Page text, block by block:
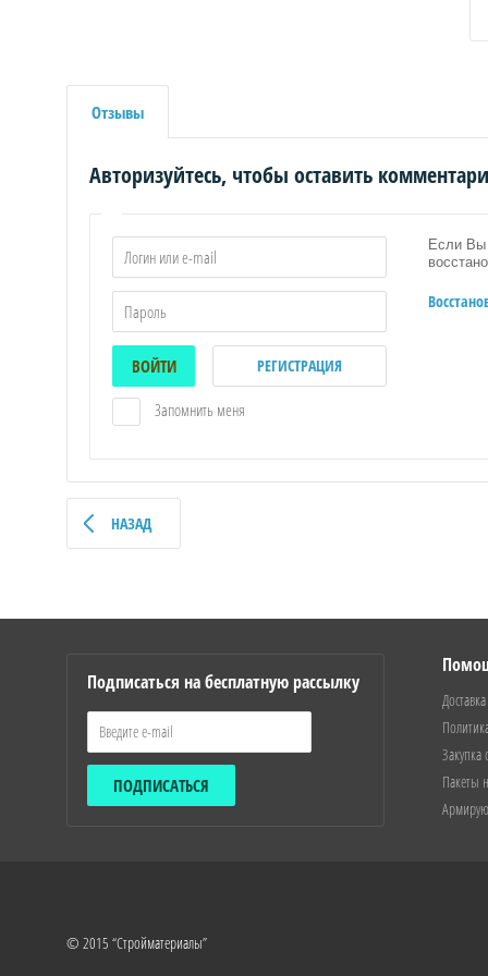
Отзывы
Авторизуйтесь, чтобы оставить
ВОЙТИ РЕГИСТРАЦИЯ
Запомнить меня
Если Вы
НАЗАД
Подписаться на бесплатную рассылку
ПОДПИСАТЬСЯ
Доставка
Закупка
Пакеты
© 2015 “Стройматериалы”